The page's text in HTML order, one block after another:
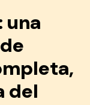
una
del